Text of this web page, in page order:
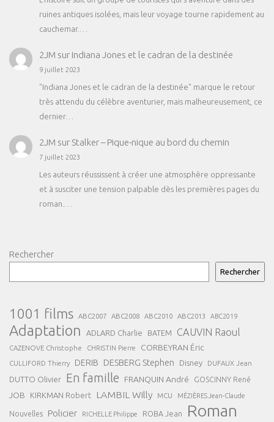
ruines antiques isolées, mais leur voyage tourne rapidement au
cauchemar.…
2JM sur Indiana Jones et le cadran de la destinée
9 juillet 2023
"Indiana Jones et le cadran de la destinée" marque le retour
très attendu du célèbre aventurier, mais malheureusement, ce
dernier…
2JM sur Stalker – Pique-nique au bord du chemin
7 juillet 2023
Les auteurs réussissent à créer une atmosphère oppressante
et à susciter une tension palpable dès les premières pages du
roman.…
Rechercher
Rechercher
1001 films ABC2007 ABC2008 ABC2010 ABC2013 ABC2019
Adaptation ADLARD Charlie BATEM CAUVIN Raoul
CAZENOVE Christophe CHRISTIN Pierre CORBEYRAN Éric
CULLIFORD Thierry DERIB DESBERG Stephen Disney DUFAUX Jean
DUTTO Olivier En famille FRANQUIN André GOSCINNY René
JOB KIRKMAN Robert LAMBIL Willy MCU MÉZIÈRES Jean-Claude
Nouvelles Policier RICHELLE Philippe ROBA Jean Roman